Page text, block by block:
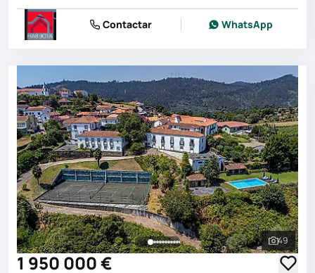
Contactar WhatsApp
Ver
49
1 950 000 €